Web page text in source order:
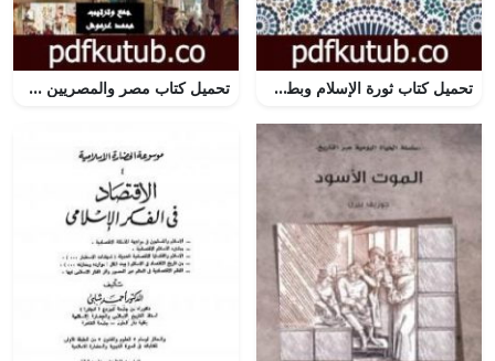
تحميل كتاب ثورة الإسلام وبطل الأنبياء: أبو القاسم محمد بن عبد الله PDF تأليف محمد لطفي جمعة مجانا [كامل] تحميل كتاب مصر والمصريين – قراءات وتأملات في تاريخ مصر وأحوالها PDF تأليف محمد عبد العزيز عرموش مجانا [كامل]